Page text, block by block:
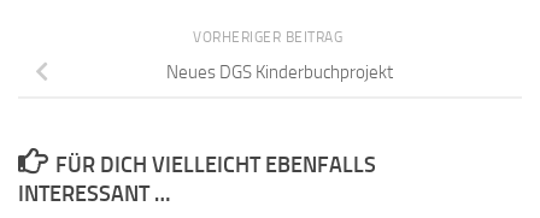
VORHERIGER BEITRAG
Neues DGS Kinderbuchprojekt
FÜR DICH VIELLEICHT EBENFALLS
INTERESSANT …